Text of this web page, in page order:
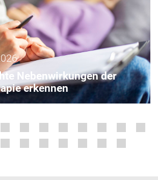
Nebenwirkungen der
erkennen